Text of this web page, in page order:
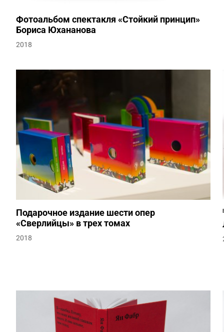
Фотоальбом спектакля «Стойкий принцип»
Бориса Юхананова
2018
Подарочное издание шести опер
«Сверлийцы» в трех томах
2018